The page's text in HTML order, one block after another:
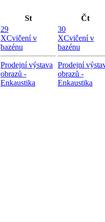
St
Čt
29
XCvičení v
bazénu
Prodejní výstava
obrazů -
Enkaustika
30
XCvičení v
bazénu
Prodejní
obrazů -
Enkaustika